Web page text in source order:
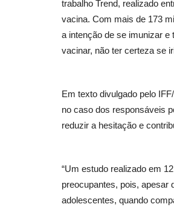
trabalho Trend, realizado
vacina. Com mais de 173
a intenção de se imunizar
vacinar, não ter certeza se
Em texto divulgado pelo
no caso dos responsáveis
reduzir a hesitação e
“Um estudo realizado em
preocupantes, pois, apesar
adolescentes, quando